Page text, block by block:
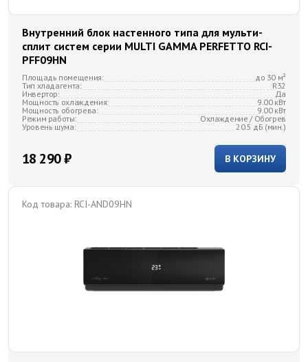
Внутренний блок настенного типа для мульти-
сплит систем серии MULTI GAMMA PERFETTO RCI-
PFF09HN
Площадь помещения:
до 30 м²
Тип хладагента:
R32
Инвертор:
Да
Мощность охлаждения:
9.00 кВт
Мощность обогрева:
9.00 кВт
Режим работы:
Охлаждение / Обогрев
Уровень шума:
20.5 дБ (мин.)
В КОРЗИНУ
18 290 ₽
Код товара: RCI-AND09HN